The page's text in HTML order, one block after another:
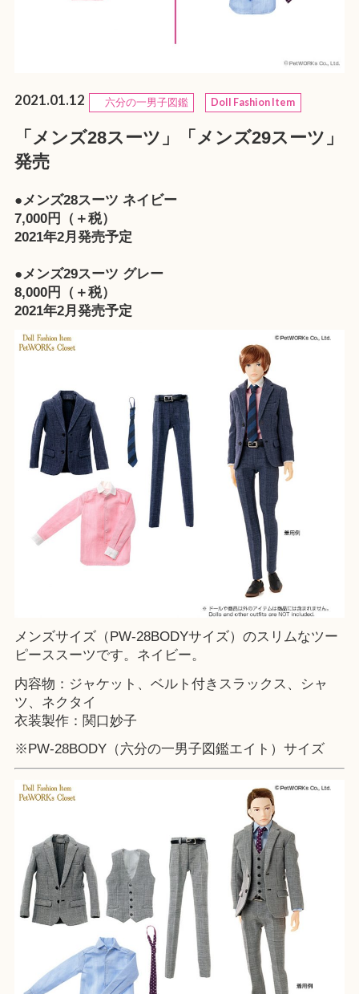
2021.01.12 六分の一男子図鑑 Doll Fashion Item
「メンズ28スーツ」「メンズ29スーツ」
発売
●メンズ28スーツ ネイビー
7,000円（＋税）
2021年2月発売予定
●メンズ29スーツ グレー
8,000円（＋税）
2021年2月発売予定
メンズサイズ（PW-28BODYサイズ）のスリムなツー
ピーススーツです。ネイビー。
内容物：ジャケット、ベルト付きスラックス、シャ
ツ、ネクタイ
衣装製作：関口妙子
※PW-28BODY（六分の一男子図鑑エイト）サイズ